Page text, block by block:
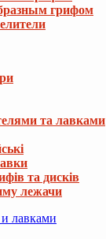
грифом
та лавками
та дисків
лежачи
лавками